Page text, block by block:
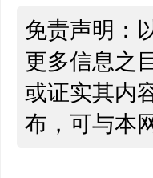
免责声明：
更多信息之
或证实其内
布，可与本